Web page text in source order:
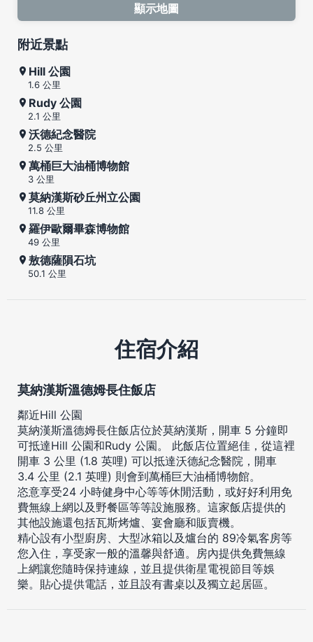
顯示地圖
附近景點
Hill 公園
1.6 公里
Rudy 公園
2.1 公里
沃德紀念醫院
2.5 公里
萬桶巨大油桶博物館
3 公里
莫納漢斯砂丘州立公園
11.8 公里
羅伊歐爾畢森博物館
49 公里
敖德薩隕石坑
50.1 公里
住宿介紹
莫納漢斯溫德姆長住飯店
鄰近Hill 公園
莫納漢斯溫德姆長住飯店位於莫納漢斯，開車 5 分鐘即
可抵達Hill 公園和Rudy 公園。 此飯店位置絕佳，從這裡
開車 3 公里 (1.8 英哩) 可以抵達沃德紀念醫院，開車
3.4 公里 (2.1 英哩) 則會到萬桶巨大油桶博物館。
恣意享受24 小時健身中心等等休閒活動，或好好利用免
費無線上網以及野餐區等等設施服務。這家飯店提供的
其他設施還包括瓦斯烤爐、宴會廳和販賣機。
精心設有小型廚房、大型冰箱以及爐台的 89冷氣客房等
您入住，享受家一般的溫馨與舒適。房內提供免費無線
上網讓您隨時保持連線，並且提供衛星電視節目等娛
樂。貼心提供電話，並且設有書桌以及獨立起居區。